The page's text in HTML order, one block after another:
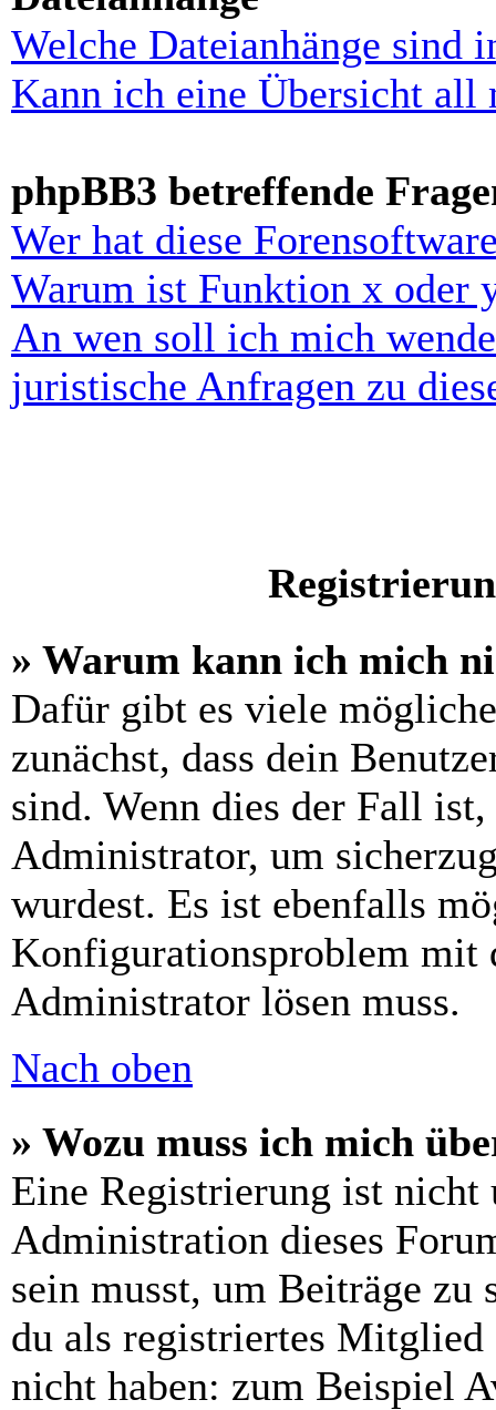
Welche Dateianhänge sind
Kann ich eine Übersicht all
phpBB3 betreffende
Wer hat diese
Warum ist Funktion x oder
An wen soll ich mich
juristische Anfragen zu
» Warum kann ich mich
Dafür gibt es viele
zunächst, dass dein
sind. Wenn dies der Fall
Administrator, um
wurdest. Es ist ebenfalls
Konfigurationsproblem mit
Administrator lösen muss.
Nach oben
» Wozu muss ich mich
Eine Registrierung ist
Administration dieses
sein musst, um Beiträge
du als registriertes Mitglied
nicht haben: zum Beispiel